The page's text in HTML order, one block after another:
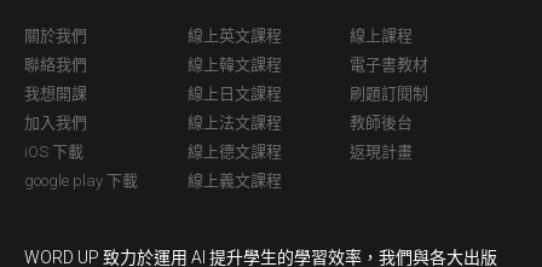
關於我們
聯絡我們
我想開課
加入我們
iOS 下載
google play 下載
線上英文課程
線上韓文課程
線上日文課程
線上法文課程
線上德文課程
線上義文課程
線上課程
電子書教材
刷題訂閱制
教師後台
返現計畫
WORD UP 致力於運用 AI 提升學生的學習效率，我們與各大出版